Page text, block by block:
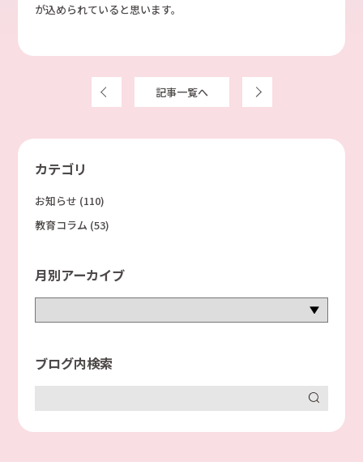
が込められていると思います。
記事一覧へ
カテゴリ
お知らせ (110)
教育コラム (53)
月別アーカイブ
ブログ内検索